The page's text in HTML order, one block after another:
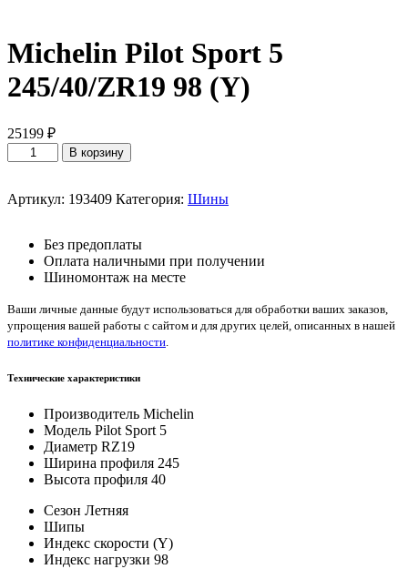
Michelin Pilot Sport 5
245/40/ZR19 98 (Y)
25199 ₽
Количество
товара
Pilot
245/40/ZR19
В корзину
Артикул: 193409 Категория: Шины
Без предоплаты
Оплата наличными при получении
Шиномонтаж на месте
Ваши личные данные будут использоваться для обработки ваших заказов,
упрощения вашей работы с сайтом и для других целей, описанных в нашей
политике конфиденциальности.
Технические характеристики
Производитель Michelin
Модель Pilot Sport 5
Диаметр RZ19
Ширина профиля 245
Высота профиля 40
Сезон Летняя
Шипы
Индекс скорости (Y)
Индекс нагрузки 98